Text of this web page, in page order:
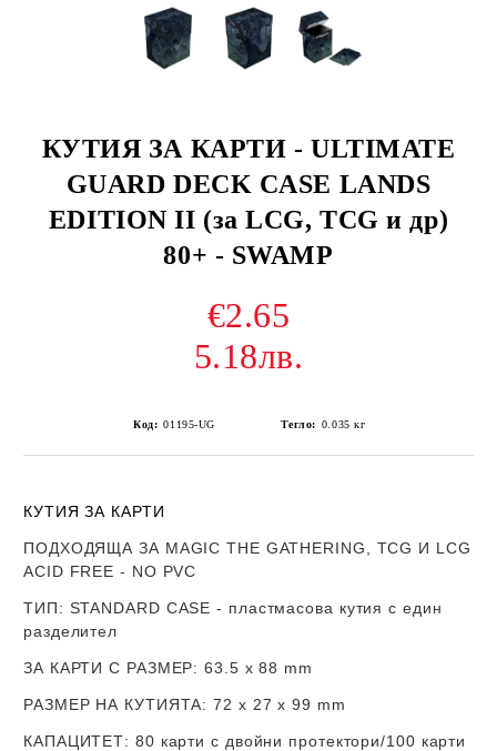
КУТИЯ ЗА КАРТИ - ULTIMATE
GUARD DECK CASE LANDS
EDITION II (за LCG, TCG и др)
80+ - SWAMP
€2.65
5.18лв.
Код: 01195-UG Тегло: 0.035 кг
КУТИЯ ЗА КАРТИ
ПОДХОДЯЩА ЗА MAGIC THE GATHERING, TCG И LCG
ACID FREE - NO PVC
ТИП: STANDARD CASE - пластмасова кутия с един
разделител
ЗА КАРТИ С РАЗМЕР:63.5 x 88 mm
РАЗМЕР НА КУТИЯТА: 72 х 27 x 99 mm
КАПАЦИТЕТ: 80 карти с двойни протектори/100 карти